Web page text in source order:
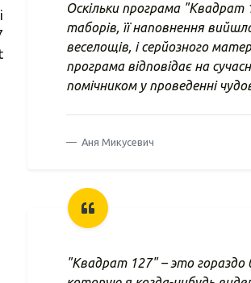
Оскільки програма "Квадрат
таборів, її наповнення
веселощів, і серйозного
програма відповідає на
помічником у проведенні
Аня Микусевич
"Квадрат 127" – это гораздо